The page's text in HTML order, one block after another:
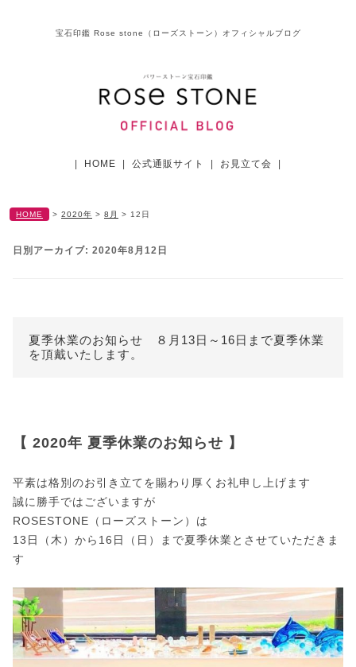
宝石印鑑 Rose stone（ローズストーン）オフィシャルブログ
HOME 公式通販サイト お見立て会
HOME > 2020年 > 8月 > 12日
日別アーカイブ: 2020年8月12日
夏季休業のお知らせ ８月13日～16日まで夏季休業
を頂戴いたします。
【 2020年 夏季休業のお知らせ 】
平素は格別のお引き立てを賜わり厚くお礼申し上げます
誠に勝手ではございますが
ROSESTONE（ローズストーン）は
13日（木）から16日（日）まで夏季休業とさせていただきま
す